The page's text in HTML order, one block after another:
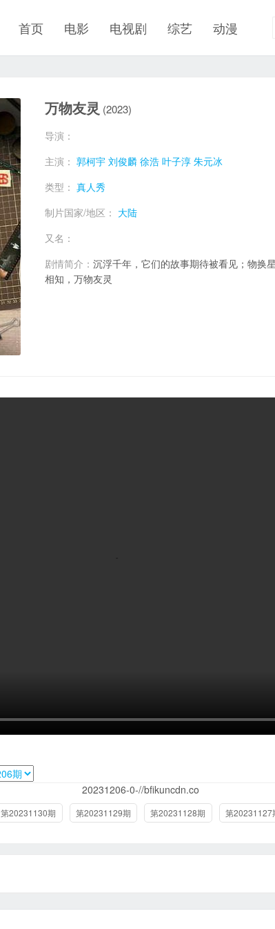
首页 电影 电视剧 综艺 动漫
万物友灵 (2023)
导演：
主演： 郭柯宇 刘俊麟 徐浩 叶子淳 朱元冰
类型： 真人秀
制片国家/地区： 大陆
又名：
剧情简介： 沉浮千年，它们的故事期待被看见；物换
相知，万物友灵
20231206-0-//bfikuncdn.co
第20231130期 第20231129期 第20231128期 第20231127